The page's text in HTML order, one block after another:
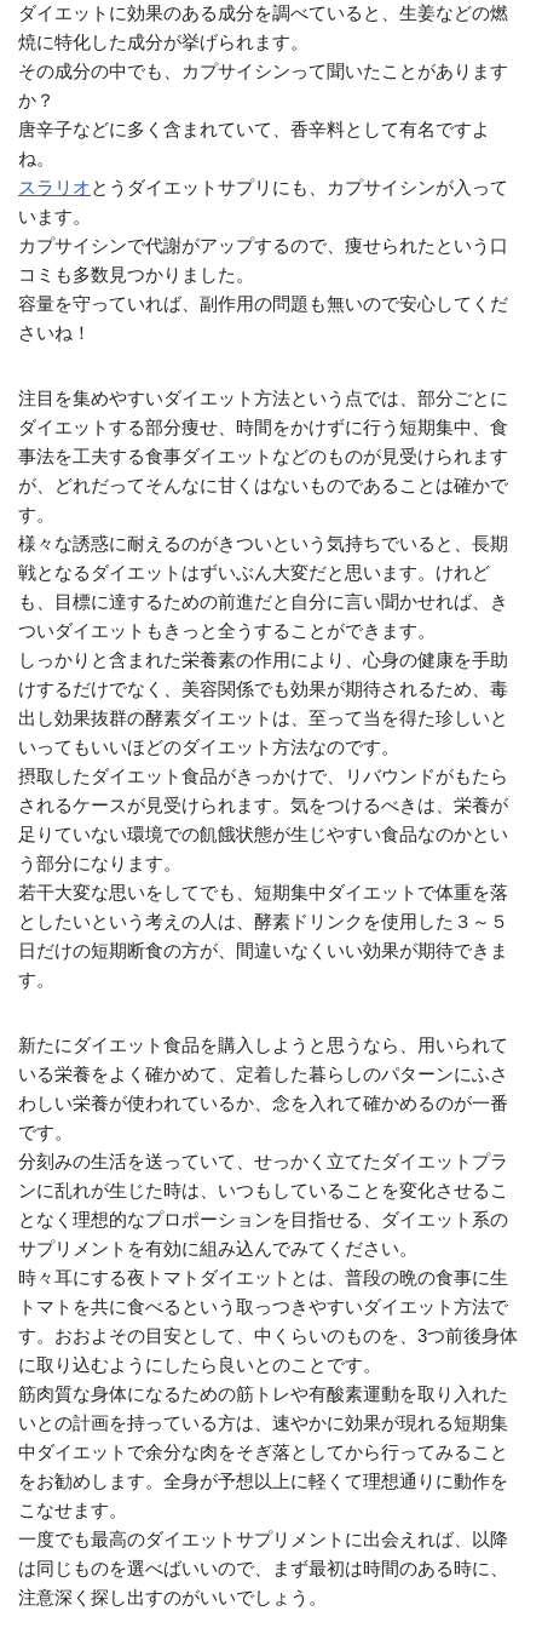
ダイエットに効果のある成分を調べていると、生姜などの燃
焼に特化した成分が挙げられます。
その成分の中でも、カプサイシンって聞いたことがあります
か？
唐辛子などに多く含まれていて、香辛料として有名ですよ
ね。
スラリオとうダイエットサプリにも、カプサイシンが入って
います。
カプサイシンで代謝がアップするので、痩せられたという口
コミも多数見つかりました。
容量を守っていれば、副作用の問題も無いので安心してくだ
さいね！
注目を集めやすいダイエット方法という点では、部分ごとに
ダイエットする部分痩せ、時間をかけずに行う短期集中、食
事法を工夫する食事ダイエットなどのものが見受けられます
が、どれだってそんなに甘くはないものであることは確かで
す。
様々な誘惑に耐えるのがきついという気持ちでいると、長期
戦となるダイエットはずいぶん大変だと思います。けれど
も、目標に達するための前進だと自分に言い聞かせれば、き
ついダイエットもきっと全うすることができます。
しっかりと含まれた栄養素の作用により、心身の健康を手助
けするだけでなく、美容関係でも効果が期待されるため、毒
出し効果抜群の酵素ダイエットは、至って当を得た珍しいと
いってもいいほどのダイエット方法なのです。
摂取したダイエット食品がきっかけで、リバウンドがもたら
されるケースが見受けられます。気をつけるべきは、栄養が
足りていない環境での飢餓状態が生じやすい食品なのかとい
う部分になります。
若干大変な思いをしてでも、短期集中ダイエットで体重を落
としたいという考えの人は、酵素ドリンクを使用した３～５
日だけの短期断食の方が、間違いなくいい効果が期待できま
す。
新たにダイエット食品を購入しようと思うなら、用いられて
いる栄養をよく確かめて、定着した暮らしのパターンにふさ
わしい栄養が使われているか、念を入れて確かめるのが一番
です。
分刻みの生活を送っていて、せっかく立てたダイエットプラ
ンに乱れが生じた時は、いつもしていることを変化させるこ
となく理想的なプロポーションを目指せる、ダイエット系の
サプリメントを有効に組み込んでみてください。
時々耳にする夜トマトダイエットとは、普段の晩の食事に生
トマトを共に食べるという取っつきやすいダイエット方法で
す。おおよその目安として、中くらいのものを、3つ前後身体
に取り込むようにしたら良いとのことです。
筋肉質な身体になるための筋トレや有酸素運動を取り入れた
いとの計画を持っている方は、速やかに効果が現れる短期集
中ダイエットで余分な肉をそぎ落としてから行ってみること
をお勧めします。全身が予想以上に軽くて理想通りに動作を
こなせます。
一度でも最高のダイエットサプリメントに出会えれば、以降
は同じものを選べばいいので、まず最初は時間のある時に、
注意深く探し出すのがいいでしょう。